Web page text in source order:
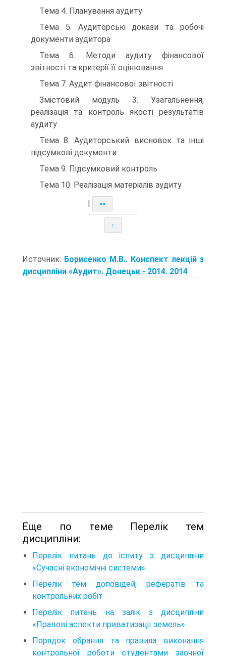
Тема 4. Планування аудиту
Тема 5. Аудиторські докази та робочі
документи аудитора
Тема 6. Методи аудиту фінансової
звітності та критерії її оцінювання
Тема 7. Аудит фінансової звітності
Змістовий модуль 3. Узагальнення,
реалізація та контроль якості результатів
аудиту
Тема 8. Аудиторський висновок та інші
підсумкові документи
Тема 9. Підсумковий контроль
Тема 10. Реалізація матеріалів аудиту
>>
↑
Источник: Борисенко М.В.. Конспект лекцій з
дисципліни «Аудит». Донецьк - 2014. 2014
Еще по теме Перелік тем
дисципліни:
Перелік питань до іспиту з дисципліни
«Сучасні економічні системи»
Перелік тем доповідей, рефератів та
контрольних робіт
Перелік питань на залік з дисципліни
«Правові аспекти приватизації земель»
Порядок обрання та правила виконання
контрольної роботи студентами заочної